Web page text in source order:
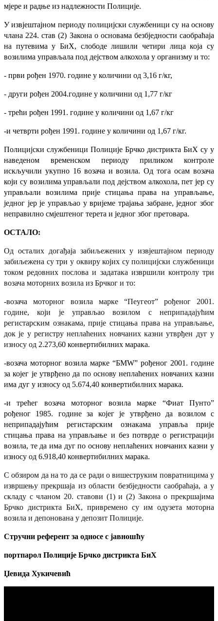
мјере и радње из надлежности Полиције.
У извјештајном периоду полицијски службеници су на основу
члана 224. став (2) Закона о основама безбједности саобраћаја
на путевима у БиХ, слободе лишили четири лица која су
возилима управљала под дејством алкохола у организму и то:
- први рођен 1970. године у количини од 3,16 г/кг,
- други рођен 2004.године у количини од 1,77 г/кг
- трећи рођен 1991. године у количини од 1,67 г/кг
-и четврти рођен 1991. године у количини од 1,67 г/кг.
Полицијски службеници Полиције Брчко дистрикта БиХ су у
наведеном временском периоду приликом контроле
искључили укупно 16 возача и возила. Од тога осам возача
који су возилима управљали под дејством алкохола, пет јер су
управљали возилима прије стицања права на управљање,
једног јер је управљао у вријеме трајања забране, једног због
неправилно смјештеног терета и једног због претовара.
ОСТАЛО:
Од осталих догађаја забиљежених у извјештајном периоду
забиљежена су три у оквиру којих су полицијски службеници
током редовних послова и задатака извршили контролу три
возача моторних возила из Брчког и то:
-возача моторног возила марке “Пеугеот” рођеног 2001.
године, који је управљао возилом с неприпадајућим
регистарским ознакама, прије стицања права на управљање,
док је у регистру неплаћених новчаних казни утврђен дуг у
износу од 2.273,60 конвертибилних марака.
-возача моторног возила марке “БМW” рођеног 2001. године
за којег је утврђено да по основу неплаћених новчаних казни
има дуг у износу од 5.674,40 конвертибилних марака.
-и трећег возача
моторног возила марке “Фиат Пунто”
рођеног 1985. године за којег је утврђено да возилом с
неприпадајућим регистарским ознакама управља прије
стицања права на управљање и без потврде о регистрацији
возила, те да има дуг по основу неплаћених новчаних казни у
износу од 6.918,40 конвертибилних марака.
С обзиром да на то да се ради о вишеструким повратницима у
извршењу прекршаја из области безбједности саобраћаја, а у
складу с чланом 20. ставови (1) и (2) Закона о прекршајима
Брчко дистрикта БиХ, привремено су им одузета моторна
возила и депонована у депозит Полиције.
Стручни референт за односе с јавношћу
портпарол Полиције Брчко дистрикта БиХ
Џевида Хукичевић